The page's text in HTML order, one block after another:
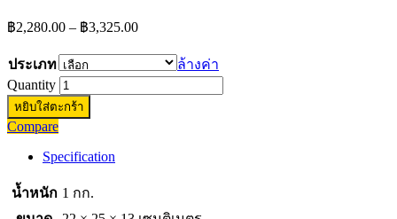
฿2,280.00 – ฿3,325.00Price
฿2,280.00
through
฿3,325.00
ประเภท
ล้างค่า
Quantity
หยิบใส่ตะกร้า
Compare
Specification
น้ำหนัก 1 กก.